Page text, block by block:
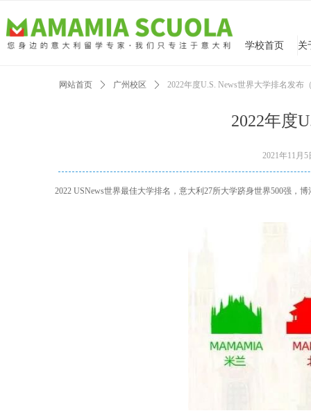
学校首页
2022年度
网站首页 ꄲ 广州校区 ꄲ 2022年度U.S. News世界大学排名发布
2021年11月5
2022 USNews世界最佳大学排名，意大利27所大学跻身世界500强，